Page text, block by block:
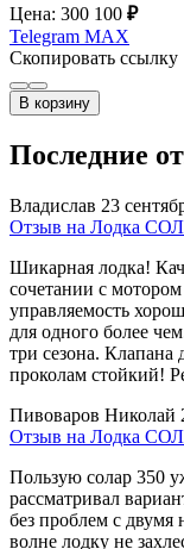
Цена: 300 100 ₽
Telegram MAX
Скопировать ссылку
В корзину
Последние
Владислав 23
Отзыв на Лодка
Шикарная лодка!
сочетании с
управляемость
для одного более
три сезона.
проколам стойкий!
Пивоваров Николай
Отзыв на Лодка
Пользую солар 350
рассматривал
без проблем с
волне лодку не